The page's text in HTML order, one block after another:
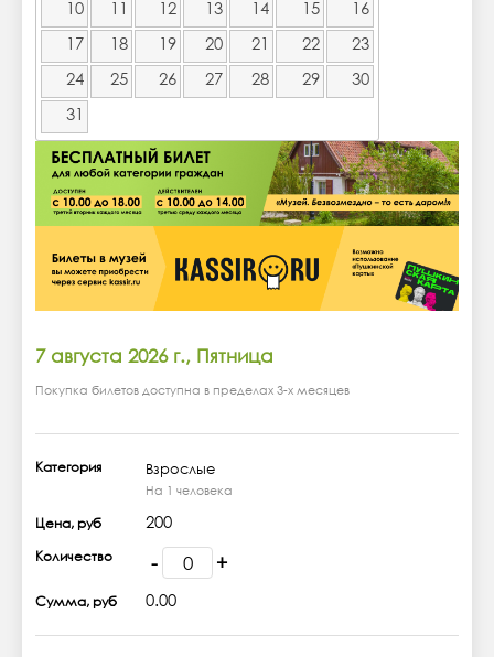
10
11 12 13 14 15
16
17
18 19 20 21 22
23
24
25 26 27 28 29
30
31
7 августа 2026 г., Пятница
Покупка билетов доступна в пределах 3-х месяцев
Категория Взрослые
На 1 человека
Цена, руб 200
Количество - +
Сумма, руб 0.00